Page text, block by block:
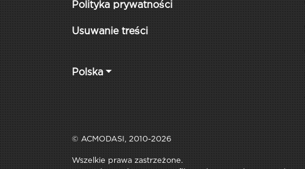
Polityka prywatności
Usuwanie treści
Polska
© ACMODASI, 2010-2026
Wszelkie prawa zastrzeżone.